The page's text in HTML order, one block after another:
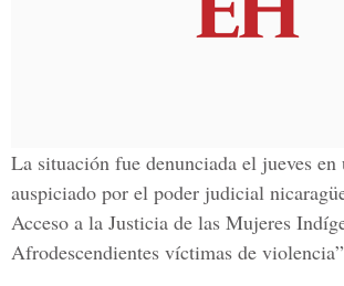
La situación fue denunciada el jueves en
auspiciado por el poder judicial
Acceso a la Justicia de las Mujeres
Afrodescendientes víctimas de